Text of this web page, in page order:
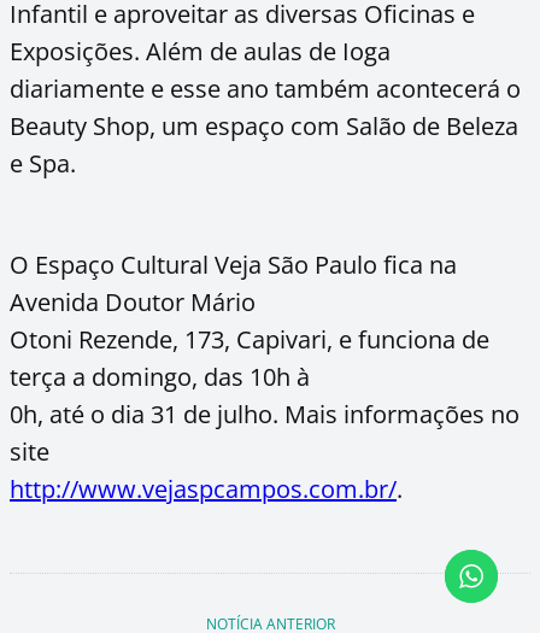
Infantil e aproveitar as diversas Oficinas e
Exposições. Além de aulas de Ioga
diariamente e esse ano também acontecerá o
Beauty Shop, um espaço com Salão de Beleza
e Spa.
O Espaço Cultural Veja São Paulo fica na
Avenida Doutor Mário
Otoni Rezende, 173, Capivari, e funciona de
terça a domingo, das 10h à
0h, até o dia 31 de julho. Mais informações no
site
http://www.vejaspcampos.com.br/.
NOTÍCIA ANTERIOR